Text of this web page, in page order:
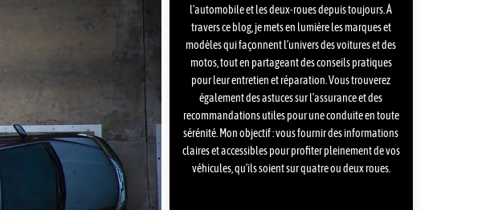
l’automobile et les deux-roues depuis toujours. À
travers ce blog, je mets en lumière les marques et
modèles qui façonnent l’univers des voitures et des
motos, tout en partageant des conseils pratiques
pour leur entretien et réparation. Vous trouverez
également des astuces sur l’assurance et des
recommandations utiles pour une conduite en toute
sérénité. Mon objectif : vous fournir des informations
claires et accessibles pour profiter pleinement de vos
véhicules, qu’ils soient sur quatre ou deux roues.